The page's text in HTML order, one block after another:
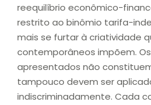
reequilíbrio econômico-
restrito ao binômio tarifa-
mais se furtar à criatividade
contemporâneos impõem.
apresentados não
tampouco devem ser
indiscriminadamente. Cada